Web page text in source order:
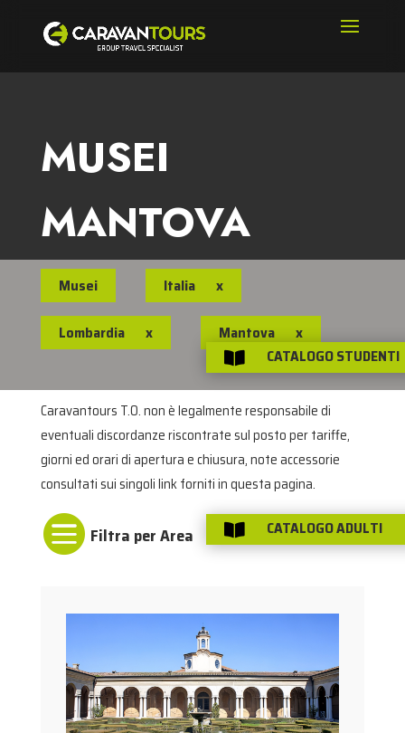
MUSEI
MANTOVA
Musei Italia x
Lombardia x Mantova x
Caravantours T.O. non è legalmente responsabile di
eventuali discordanze riscontrate sul posto per tariffe,
giorni ed orari di apertura e chiusura, note accessorie
consultati sui singoli link forniti in questa pagina.

 CATALOGO STUDENTI
 CATALOGO ADULTI